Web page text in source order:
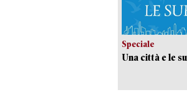
Speciale
Una città e le